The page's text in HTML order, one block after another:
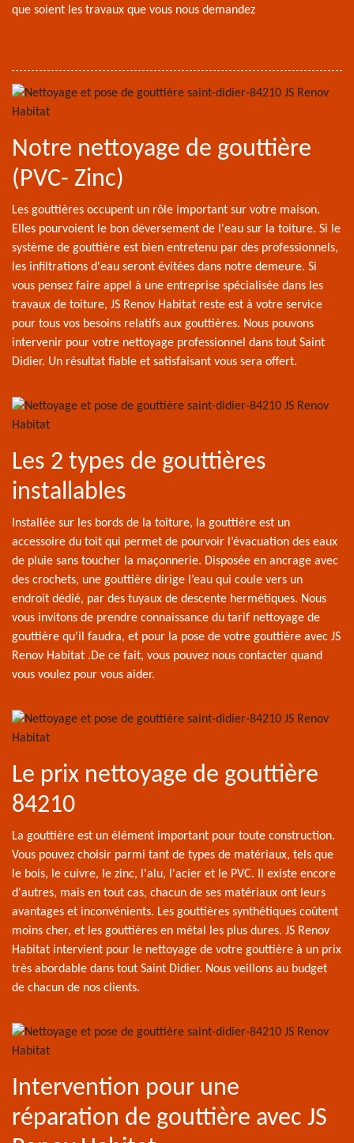
que soient les travaux que vous nous demandez
Notre nettoyage de gouttière
(PVC- Zinc)
Les gouttières occupent un rôle important sur votre maison.
Elles pourvoient le bon déversement de l'eau sur la toiture. Si le
système de gouttière est bien entretenu par des professionnels,
les infiltrations d'eau seront évitées dans notre demeure. Si
vous pensez faire appel à une entreprise spécialisée dans les
travaux de toiture, JS Renov Habitat reste est à votre service
pour tous vos besoins relatifs aux gouttières. Nous pouvons
intervenir pour votre nettoyage professionnel dans tout Saint
Didier. Un résultat fiable et satisfaisant vous sera offert.
Les 2 types de gouttières
installables
Installée sur les bords de la toiture, la gouttière est un
accessoire du toit qui permet de pourvoir l’évacuation des eaux
de pluie sans toucher la maçonnerie. Disposée en ancrage avec
des crochets, une gouttière dirige l’eau qui coule vers un
endroit dédié, par des tuyaux de descente hermétiques. Nous
vous invitons de prendre connaissance du tarif nettoyage de
gouttière qu'il faudra, et pour la pose de votre gouttière avec JS
Renov Habitat .De ce fait, vous pouvez nous contacter quand
vous voulez pour vous aider.
Le prix nettoyage de gouttière
84210
La gouttière est un élément important pour toute construction.
Vous pouvez choisir parmi tant de types de matériaux, tels que
le bois, le cuivre, le zinc, l'alu, l'acier et le PVC. Il existe encore
d'autres, mais en tout cas, chacun de ses matériaux ont leurs
avantages et inconvénients. Les gouttières synthétiques coûtent
moins cher, et les gouttières en métal les plus dures. JS Renov
Habitat intervient pour le nettoyage de votre gouttière à un prix
très abordable dans tout Saint Didier. Nous veillons au budget
de chacun de nos clients.
Intervention pour une
réparation de gouttière avec JS